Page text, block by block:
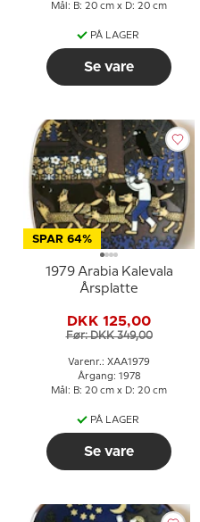
Mål: B: 20 cm x D: 20 cm
PÅ LAGER
Se vare
SPAR 64%
1979 Arabia Kalevala
Årsplatte
DKK 125,00
Før: DKK 349,00
Varenr.: XAA1979
Årgang: 1978
Mål: B: 20 cm x D: 20 cm
PÅ LAGER
Se vare